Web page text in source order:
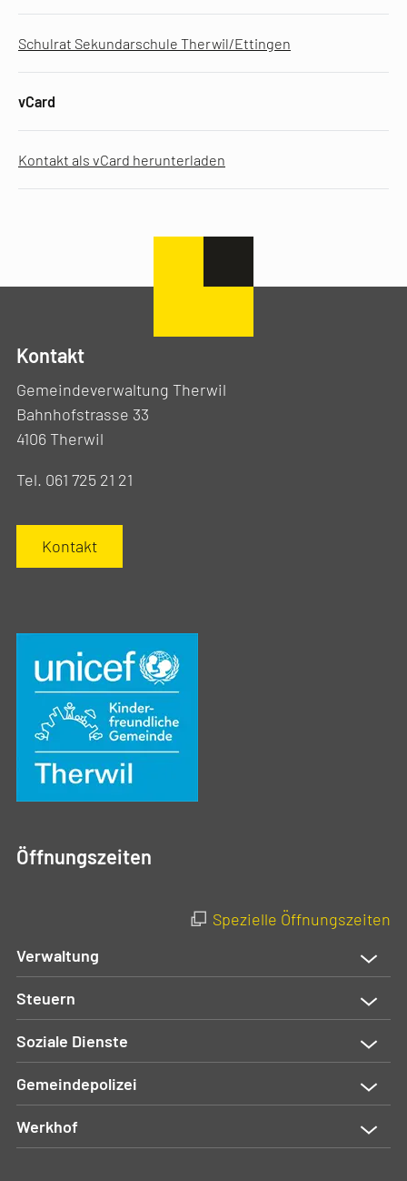
Schulrat Sekundarschule Therwil/Ettingen
vCard
Kontakt als vCard herunterladen
Kontakt
Gemeindeverwaltung Therwil
Bahnhofstrasse 33
4106 Therwil
Tel. 061 725 21 21
Kontakt
Öffnungszeiten
Spezielle Öffnungszeiten
Verwaltung
Steuern
Soziale Dienste
Gemeindepolizei
Werkhof